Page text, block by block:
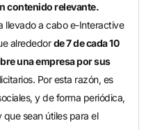
contenido relevante.
llevado a cabo e-Interactive
alrededorde 7 de cada 10
una empresa por sus
Por esta razón, es
y de forma periódica,
sean útiles para el